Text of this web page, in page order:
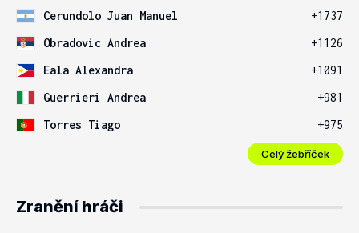
Cerundolo Juan Manuel
+1737
Obradovic Andrea
+1126
Eala Alexandra
+1091
Guerrieri Andrea
+981
Torres Tiago
+975
Celý žebříček
Zranění hráči